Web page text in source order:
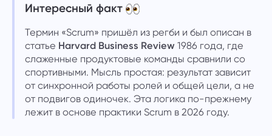
Интересный факт
Термин «Scrum» пришёл из регби и был описан в
статье Harvard Business Review 1986 года, где
слаженные продуктовые команды сравнили со
спортивными. Мысль простая: результат зависит
от синхронной работы ролей и общей цели, а не
от подвигов одиночек. Эта логика по-прежнему
лежит в основе практики Scrum в 2026 году.